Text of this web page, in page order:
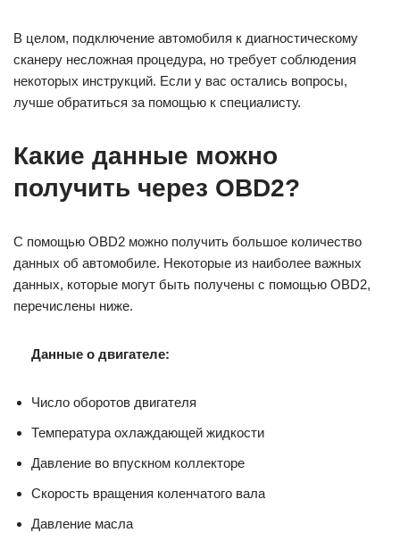
В целом, подключение автомобиля к диагностическому
сканеру несложная процедура, но требует соблюдения
некоторых инструкций. Если у вас остались вопросы,
лучше обратиться за помощью к специалисту.
Какие данные можно
получить через OBD2?
С помощью OBD2 можно получить большое количество
данных об автомобиле. Некоторые из наиболее важных
данных, которые могут быть получены с помощью OBD2,
перечислены ниже.
Данные о двигателе:
Число оборотов двигателя
Температура охлаждающей жидкости
Давление во впускном коллекторе
Скорость вращения коленчатого вала
Давление масла